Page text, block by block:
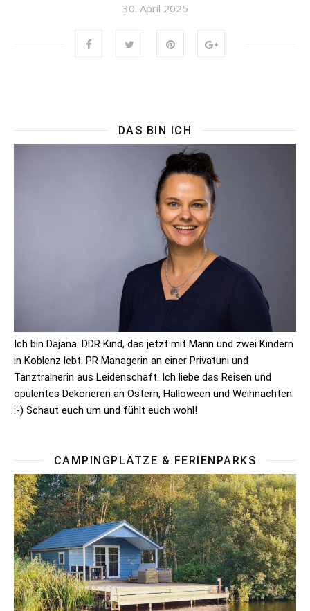
30. April 2025
DAS BIN ICH
Ich bin Dajana. DDR Kind, das jetzt mit Mann und zwei Kindern
in Koblenz lebt. PR Managerin an einer Privatuni und
Tanztrainerin aus Leidenschaft. Ich liebe das Reisen und
opulentes Dekorieren an Ostern, Halloween und Weihnachten.
:-) Schaut euch um und fühlt euch wohl!
CAMPINGPLÄTZE & FERIENPARKS